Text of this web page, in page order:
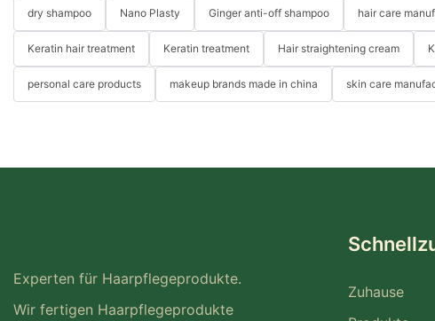
dry shampoo Nano Plasty Ginger anti-off shampoo hair care
Keratin hair treatment Keratin treatment Hair straightening cream
personal care products makeup brands made in china skin care
Experten für Haarpflegeprodukte.
Wir fertigen Haarpflegeprodukte
Zuhause